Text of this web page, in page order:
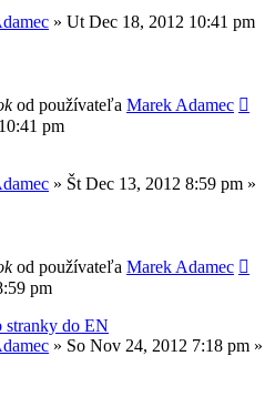
» Ut Dec 18, 2012 10:41 pm
od používateľa Marek Adamec
pm
» Št Dec 13, 2012 8:59 pm »
od používateľa Marek Adamec
pm
stranky do EN
» So Nov 24, 2012 7:18 pm »